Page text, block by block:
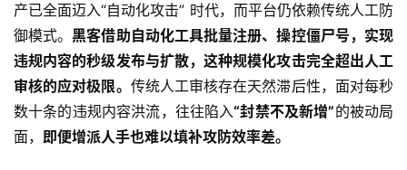
产已全面迈入“自动化攻击” 时代，而平台仍依赖传统人工防
御模式。黑客借助自动化工具批量注册、操控僵尸号，实现
违规内容的秒级发布与扩散，这种规模化攻击完全超出人工
审核的应对极限。 传统人工审核存在天然滞后性，面对每秒
数十条的违规内容洪流，往往陷入“封禁不及新增”的被动局
面， 即便增派人手也难以填补攻防效率差。